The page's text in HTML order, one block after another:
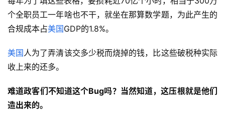
个全职员工一年啥也不干，就坐在那算数学题，为此产生的
合规成本占美国GDP的1.8%。
美国人为了弄清该交多少税而烧掉的钱，比这些破税种实际
收上来的还多。
难道政客们不知道这个Bug吗？当然知道，这压根就是他们
造出来的。